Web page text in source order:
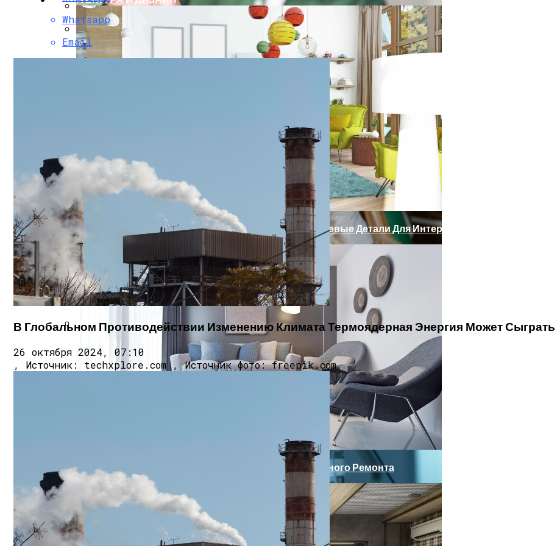
Как Выбрать Новостройку: Главные Критерии, Советы Экспертов
Врач Денисова Сообщила, Что Избыточное Употребление Кофе И Жирной Пищи Приводит К
Новый Рамный Внедорожник Haval H9 Скоро Приедет В РФ
Новое Лекарство Помогает Мышам, Страдающим Болезнью Альцгеймера, Избежать Потери
Исследование Показало, Что Польза От Содержания Домашнего Животного Может Быть
Дизайнерские Идеи Для Квартиры: Разбираем Ключевые Детали Для Интерьера
Идеи Для Дизайна Квартиры: От Декора До Масштабного Ремонта
Whatsapp
Email
В Глобальном Противодействии Изменению Климата Термоядерная Энергия Может
26 октября 2024, 07:10
, Источник: techxplore.com , Источник фото: freepik.com